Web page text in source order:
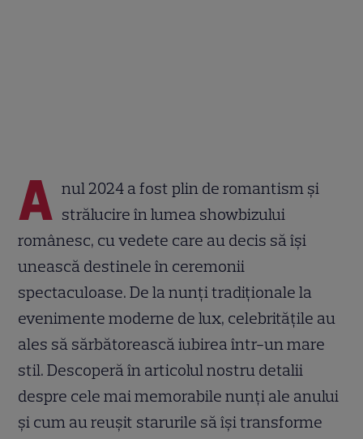
A nul 2024 a fost plin de romantism și
strălucire în lumea showbizului
românesc, cu vedete care au decis să își
unească destinele în ceremonii
spectaculoase. De la nunți tradiționale la
evenimente moderne de lux, celebritățile au
ales să sărbătorească iubirea într-un mare
stil. Descoperă în articolul nostru detalii
despre cele mai memorabile nunți ale anului
și cum au reușit starurile să își transforme